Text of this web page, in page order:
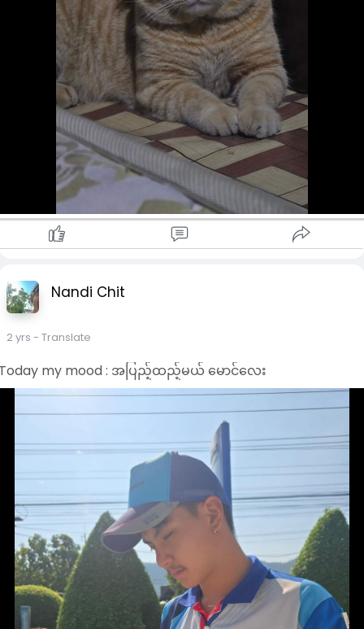
Nandi Chit
2 yrs - Translate
my mood : အပြည့်ထည့်မယ် မောင်လေး